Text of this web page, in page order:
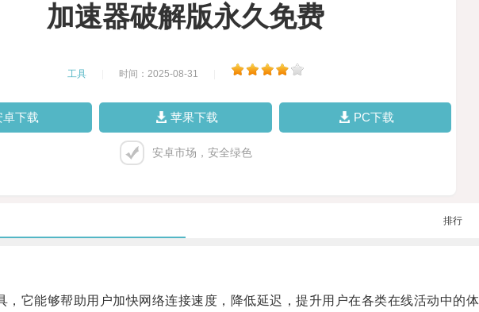
加速器破解版永久免费
工具 时间：2025-08-31
卓下载 苹果下载 PC下载
安卓市场，安全绿色
排行
能够帮助用户加快网络连接速度，降低延迟，提升用户在各类在线活动中的体